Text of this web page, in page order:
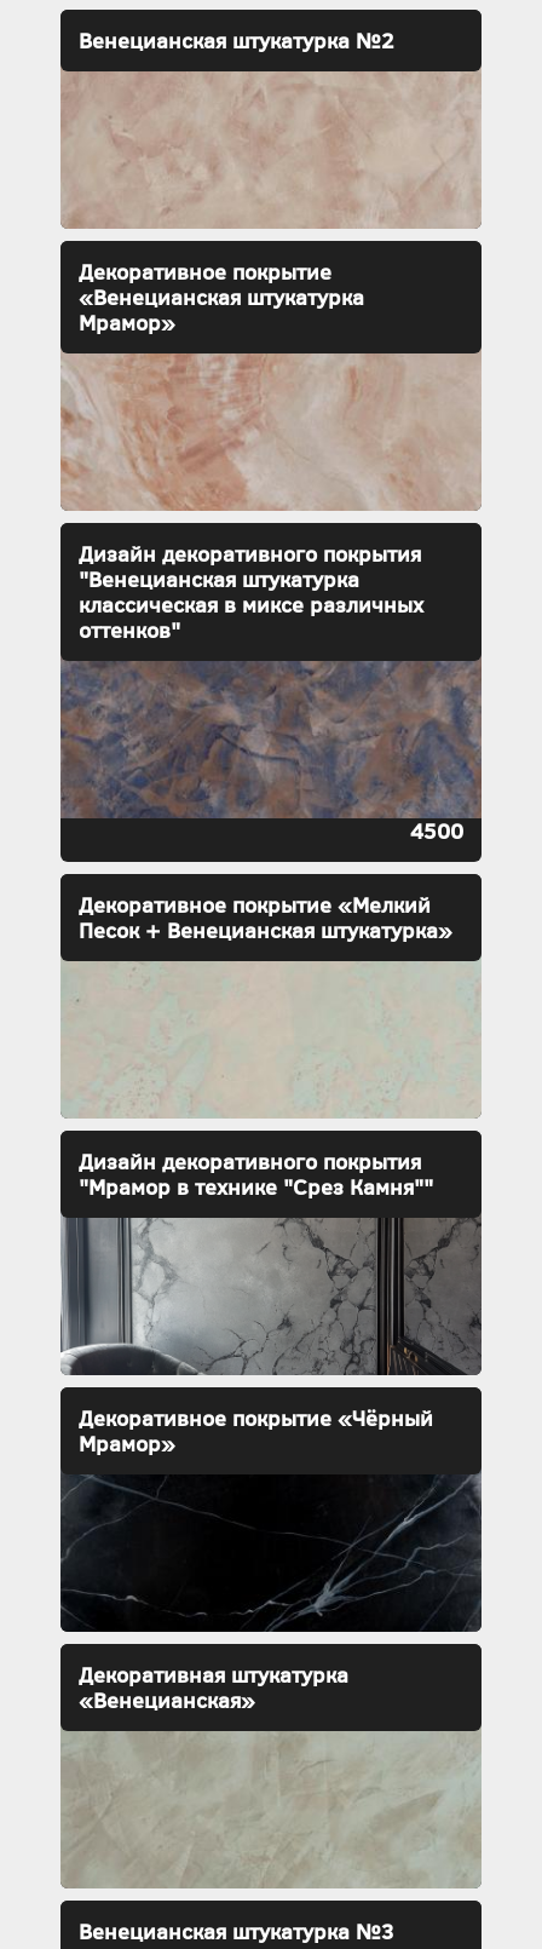
Венецианская штукатурка №2
Декоративное покрытие
«Венецианская штукатурка
Мрамор»
Дизайн декоративного покрытия
"Венецианская штукатурка
классическая в миксе различных
оттенков"
4500
Декоративное покрытие «Мелкий
Песок + Венецианская штукатурка»
Дизайн декоративного покрытия
"Мрамор в технике "Срез Камня""
Декоративное покрытие «Чёрный
Мрамор»
Декоративная штукатурка
«Венецианская»
Венецианская штукатурка №3